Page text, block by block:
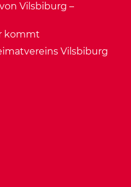
Vilsbiburg –
kommt
Vilsbiburg